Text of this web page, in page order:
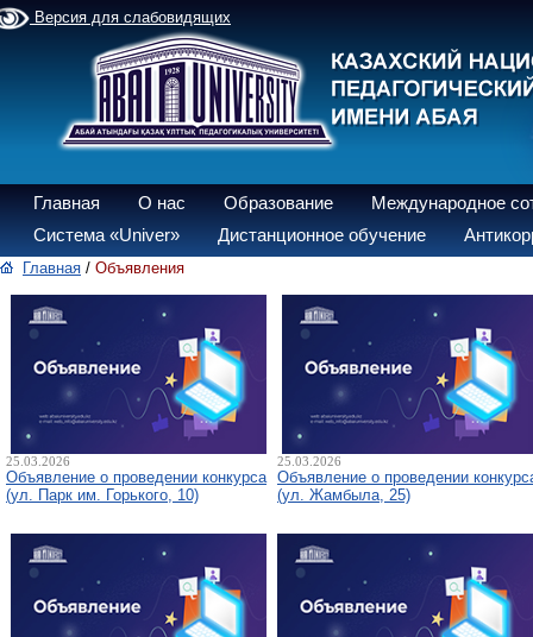
Версия для слабовидящих
Главная О нас Образование
Международное
Система «Univer»
Дистанционное обучение
Главная / Объявления
25.03.2026
Объявление о проведении конкурса
(ул. Парк им. Горького, 10)
25.03.2026
Объявление о проведении
(ул. Жамбыла, 25)